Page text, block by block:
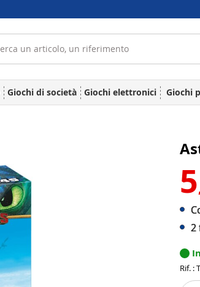
Giochi di società Giochi elettronici Giochi
5
2
Rif. :